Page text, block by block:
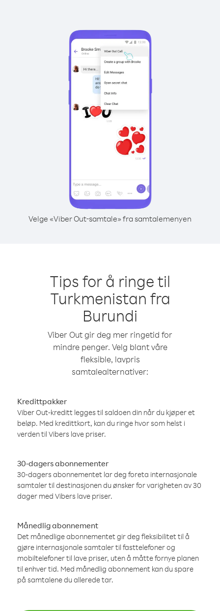
Velge «Viber Out-samtale» fra samtalemenyen
Tips for å ringe til
Turkmenistan fra
Burundi
Viber Out gir deg mer ringetid for
mindre penger. Velg blant våre
fleksible, lavpris
samtalealternativer:
Kredittpakker
Viber Out-kreditt legges til saldoen din når du kjøper et
beløp. Med kredittkort, kan du ringe hvor som helst i
verden til Vibers lave priser.
30-dagers abonnementer
30-dagers abonnementet lar deg foreta internasjonale
samtaler til destinasjonen du ønsker for varigheten av 30
dager med Vibers lave priser.
Månedlig abonnement
Det månedlige abonnementet gir deg fleksibilitet til å
gjøre internasjonale samtaler til fasttelefoner og
mobiltelefoner til lave priser, uten å måtte fornye planen
til enhver tid. Med månedlig abonnement kan du spare
på samtalene du allerede tar.